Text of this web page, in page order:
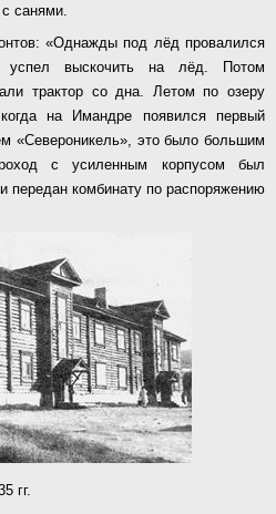
санями.
«Однажды под лёд провалился
успел выскочить на лёд. Потом
трактор со дна. Летом по озеру
на Имандре появился первый
«Североникель», это было большим
с усиленным корпусом был
передан комбинату по распоряжению
гг.